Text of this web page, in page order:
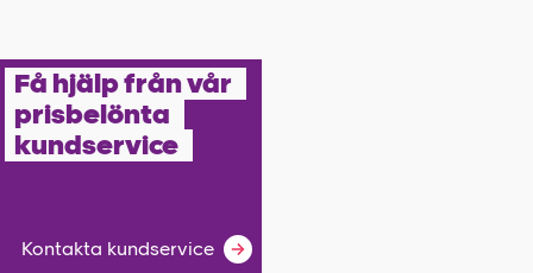
Få hjälp från vår
prisbelönta
kundservice
Kontakta kundservice